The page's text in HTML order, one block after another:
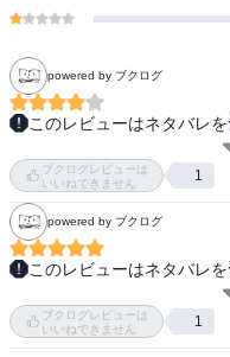
powered by ブクログ
このレビューはネタバレを
白熱の試合はまだまだ続く！
あらすじ
白鳥沢は終盤にブレイクされ
に持ち込む。烏野はギリギリ
2-2。5セット目に入り、影
牛若のアタックで指を負傷し
ブクログレビューは
いいねできません
1
powered by ブクログ
このレビューはネタバレを
影山が久しぶりにかっこいい
「俺が何かに絶望するとし
ブクログレビューは
いいねできません
1